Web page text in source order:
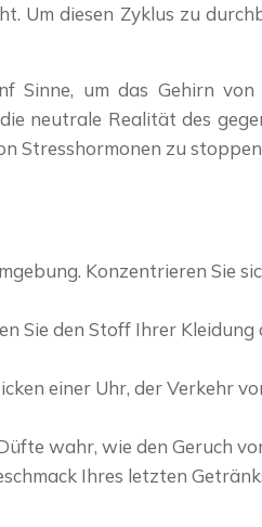
diesen Zyklus zu
Sinne, um das Gehirn von
neutrale Realität des
Stresshormonen zu
Konzentrieren Sie
Sie den Stoff Ihrer
einer Uhr, der Verkehr
wahr, wie den Geruch
Ihres letzten